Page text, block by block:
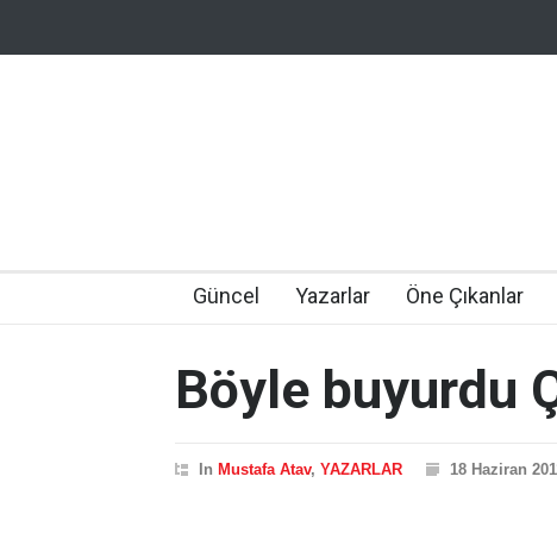
Güncel Yazarlar Öne Çıkanlar
Böyle buyurdu
In Mustafa Atav, YAZARLAR 18 Haziran